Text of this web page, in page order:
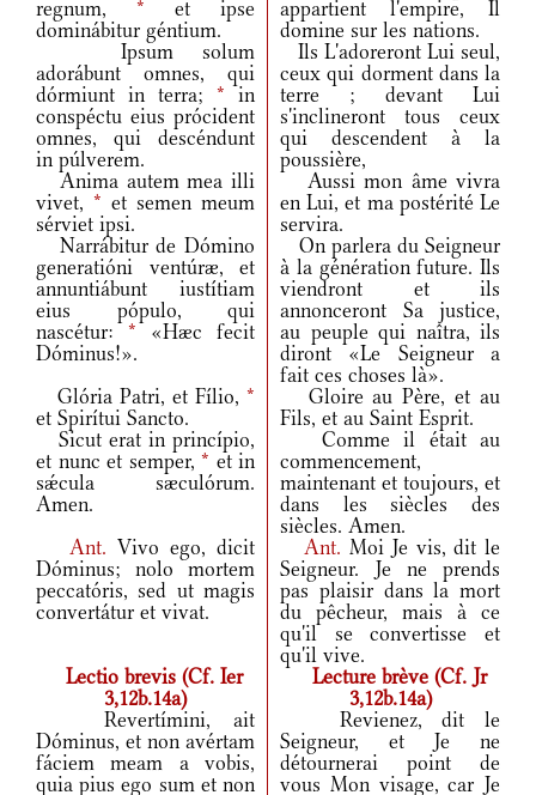
regnum, * et ipse
dominábitur géntium.
appartient l'empire, Il
domine sur les nations.
Ipsum solum
adorábunt omnes, qui
dórmiunt in terra; * in
conspéctu eius prócident
omnes, qui descéndunt
in púlverem.
Ils L'adoreront Lui seul,
ceux qui dorment dans la
terre ; devant Lui
s'inclineront tous ceux
qui descendent à la
poussière,
Anima autem mea illi
vivet, * et semen meum
sérviet ipsi.
Aussi mon âme vivra
en Lui, et ma postérité Le
servira.
Narrábitur de Dómino
generatióni ventúræ, et
annuntiábunt iustítiam
eius pópulo, qui
nascétur: * «Hæc fecit
Dóminus!».
On parlera du Seigneur
à la génération future. Ils
viendront et ils
annonceront Sa justice,
au peuple qui naîtra, ils
diront «Le Seigneur a
fait ces choses là».
Glória Patri, et Fílio, *
et Spirítui Sancto.
Gloire au Père, et au
Fils, et au Saint Esprit.
Sicut erat in princípio,
et nunc et semper, * et in
sǽcula sæculórum.
Amen.
Comme il était au
commencement,
maintenant et toujours, et
dans les siècles des
siècles. Amen.
Ant. Vivo ego, dicit
Dóminus; nolo mortem
peccatóris, sed ut magis
convertátur et vivat.
Ant. Moi Je vis, dit le
Seigneur. Je ne prends
pas plaisir dans la mort
du pêcheur, mais à ce
qu'il se convertisse et
qu'il vive.
Lectio brevis (Cf. Ier
3,12b.14a)
Lecture brève (Cf. Jr
3,12b.14a)
Revertímini, ait
Dóminus, et non avértam
fáciem meam a vobis,
quia pius ego sum et non
Revienez, dit le
Seigneur, et Je ne
détournerai point de
vous Mon visage, car Je